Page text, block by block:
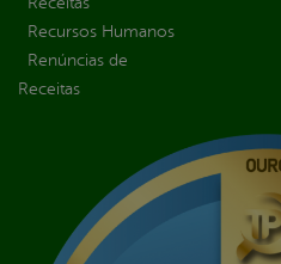
Recursos Humanos
Renúncias de
Receitas